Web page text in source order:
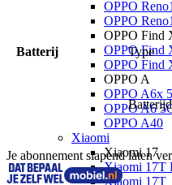
OPPO
OPPO
OPPO Find
OPPO Find
OPPO Find
OPPO A
OPPO A6x
OPPO A6
OPPO A40
Xiaomi
Xiaomi 17
Xiaomi 17T
Xiaomi 17T
Batterij Type
Je abonnement slapend laten